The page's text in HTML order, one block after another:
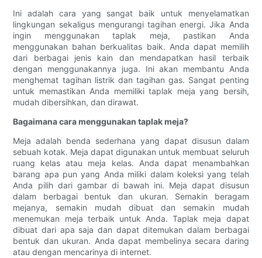
Ini adalah cara yang sangat baik untuk menyelamatkan
lingkungan sekaligus mengurangi tagihan energi. Jika Anda
ingin menggunakan taplak meja, pastikan Anda
menggunakan bahan berkualitas baik. Anda dapat memilih
dari berbagai jenis kain dan mendapatkan hasil terbaik
dengan menggunakannya juga. Ini akan membantu Anda
menghemat tagihan listrik dan tagihan gas. Sangat penting
untuk memastikan Anda memiliki taplak meja yang bersih,
mudah dibersihkan, dan dirawat.
Bagaimana cara menggunakan taplak meja?
Meja adalah benda sederhana yang dapat disusun dalam
sebuah kotak. Meja dapat digunakan untuk membuat seluruh
ruang kelas atau meja kelas. Anda dapat menambahkan
barang apa pun yang Anda miliki dalam koleksi yang telah
Anda pilih dari gambar di bawah ini. Meja dapat disusun
dalam berbagai bentuk dan ukuran. Semakin beragam
mejanya, semakin mudah dibuat dan semakin mudah
menemukan meja terbaik untuk Anda. Taplak meja dapat
dibuat dari apa saja dan dapat ditemukan dalam berbagai
bentuk dan ukuran. Anda dapat membelinya secara daring
atau dengan mencarinya di internet.